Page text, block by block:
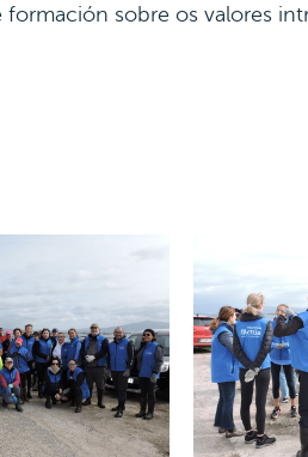
formación sobre os valores